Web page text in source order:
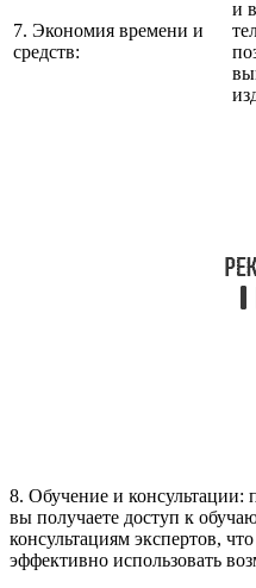
7. Экономия времени и
средств:
и
8. Обучение и консультации:
вы получаете доступ к
консультациям экспертов,
эффективно использовать